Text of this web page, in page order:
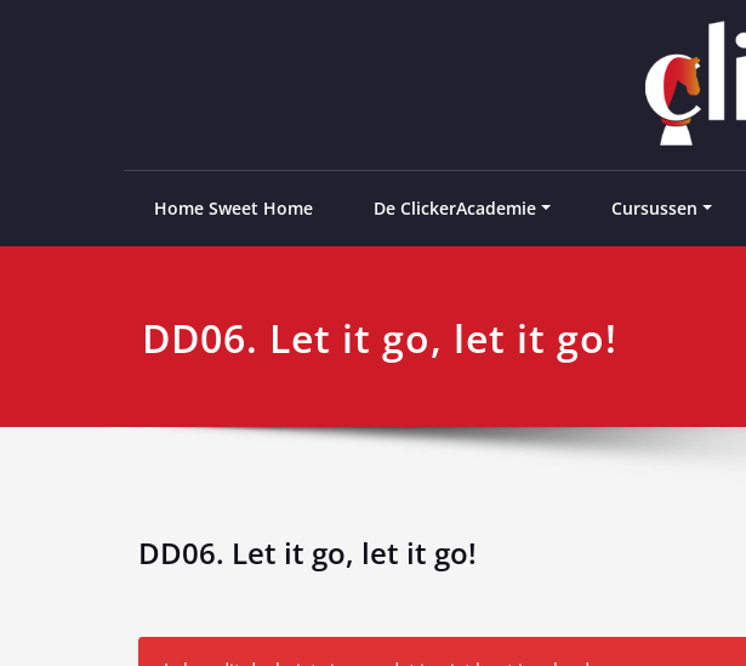
Home Sweet Home De ClickerAcademie Cursussen
DD06. Let it go, let it go!
DD06. Let it go, let it go!